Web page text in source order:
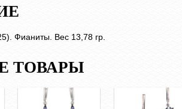
Фианиты. Вес 13,78 гр.
ТОВАРЫ